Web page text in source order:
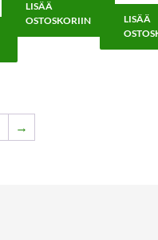
LISÄÄ
OSTOSKORIIN
LISÄÄ
→